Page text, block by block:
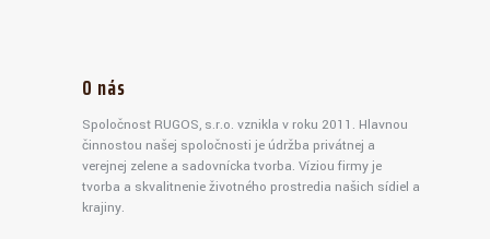
O nás
Spoločnosť RUGOS, s.r.o. vznikla v roku 2011. Hlavnou
činnosťou našej spoločnosti je údržba privátnej a
verejnej zelene a sadovnícka tvorba. Víziou firmy je
tvorba a skvalitnenie životného prostredia našich sídiel a
krajiny.